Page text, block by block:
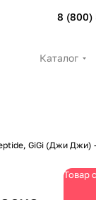
8 (800)
Каталог
GiGi (Джи Джи)
Товар